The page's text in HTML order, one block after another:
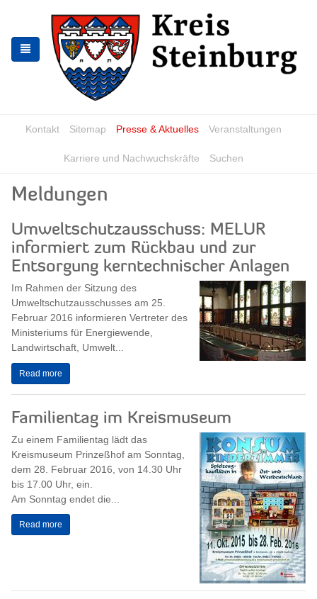
springen
springen
Kontakt Sitemap Presse & Aktuelles Veranstaltungen
Karriere und Nachwuchskräfte Suchen
Meldungen
Umweltschutzausschuss: MELUR
informiert zum Rückbau und zur
Entsorgung kerntechnischer Anlagen
Im Rahmen der Sitzung des
Umweltschutzausschusses am 25.
Februar 2016 informieren Vertreter des
Ministeriums für Energiewende,
Landwirtschaft, Umwelt...
Read more
Familientag im Kreismuseum
Zu einem Familientag lädt das
Kreismuseum Prinzeßhof am Sonntag,
dem 28. Februar 2016, von 14.30 Uhr
bis 17.00 Uhr, ein.
Am Sonntag endet die...
Read more